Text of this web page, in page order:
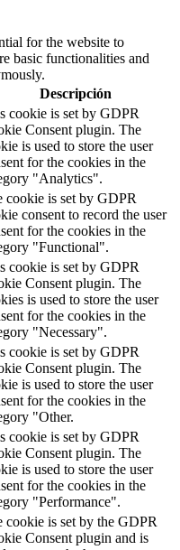
for the website to
basic functionalities and
Descripción
cookie is set by GDPR
Consent plugin. The
is used to store the user
for the cookies in the
"Analytics".
cookie is set by GDPR
consent to record the user
for the cookies in the
"Functional".
cookie is set by GDPR
Consent plugin. The
is used to store the user
for the cookies in the
"Necessary".
cookie is set by GDPR
Consent plugin. The
is used to store the user
for the cookies in the
"Other.
cookie is set by GDPR
Consent plugin. The
is used to store the user
for the cookies in the
"Performance".
cookie is set by the GDPR
Consent plugin and is